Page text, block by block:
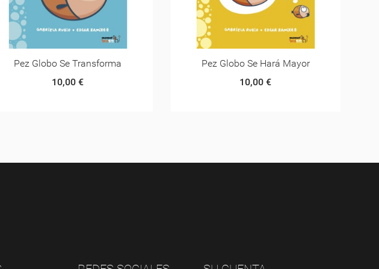
Pez Globo Se Hará Mayor
10,00 €
Badbat
10,00 €